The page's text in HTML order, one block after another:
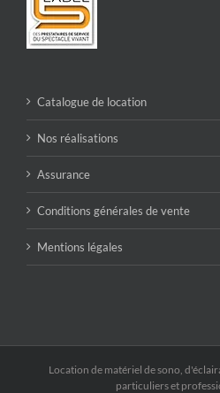
Catalogue de location
Nos réalisations
Assurance
Conditions générales de vente
Mentions légales
Location de matériel de sono,
particuliers et